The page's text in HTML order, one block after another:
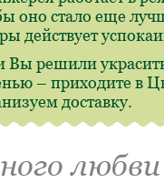
оно стало еще
действует
Вы решили
– приходите в
доставку.